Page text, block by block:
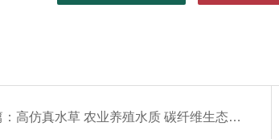
：高仿真水草 农业养殖水质 碳纤维生态基 质量保障